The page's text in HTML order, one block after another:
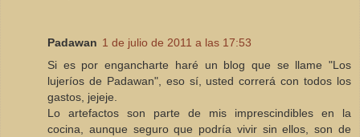
Padawan 1 de julio de 2011 a las 17:53
Si es por engancharte haré un blog que se llame "Los
lujeríos de Padawan", eso sí, usted correrá con todos los
gastos, jejeje.
Lo artefactos son parte de mis imprescindibles en la
cocina, aunque seguro que podría vivir sin ellos, son de